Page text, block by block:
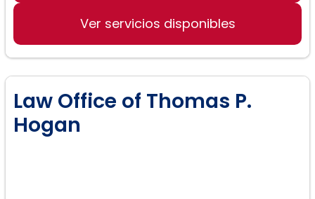
Ver servicios disponibles
Law Office of Thomas P.
Hogan